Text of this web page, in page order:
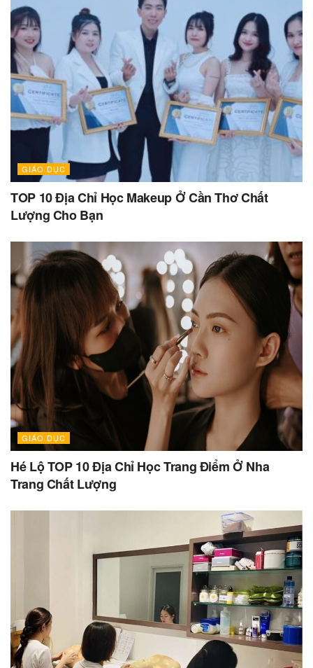
GIÁO DỤC
TOP 10 Địa Chỉ Học Makeup Ở Cần Thơ Chất
Lượng Cho Bạn
GIÁO DỤC
Hé Lộ TOP 10 Địa Chỉ Học Trang Điểm Ở Nha
Trang Chất Lượng